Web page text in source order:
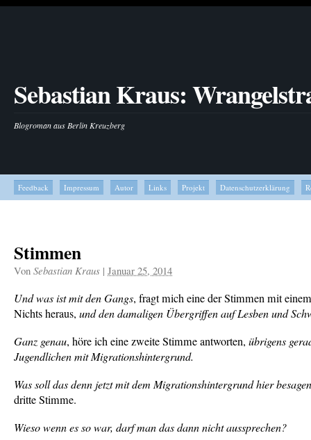
Sebastian Kraus:
Blogroman aus Berlin Kreuzberg
Feedback Impressum Autor Links Projekt Datenschutzerklärung
Stimmen
Von Sebastian Kraus | Januar 25, 2014
Und was ist mit den Gangs, fragt mich eine der Stimmen mit
Nichts heraus, und den damaligen Übergriffen auf Lesben und
Ganz genau, höre ich eine zweite Stimme antworten, übrigens
Jugendlichen mit Migrationshintergrund.
Was soll das denn jetzt mit dem Migrationshintergrund hier
dritte Stimme.
Wieso wenn es so war, darf man das dann nicht aussprechen?